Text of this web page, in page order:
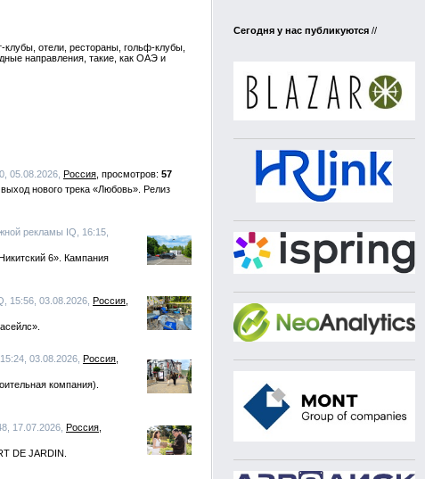
отели, рестораны, гольф-клубы,
направления, такие, как ОАЭ и
05.08.2026, Россия
57
нового трека «Любовь». Релиз
рекламы IQ, 16:15,
6». Кампания
15:56, 03.08.2026, Россия
03.08.2026, Россия
компания).
17.07.2026, Россия
DE JARDIN.
Сегодня у нас публикуются //